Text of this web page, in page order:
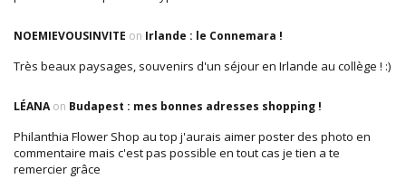
NOEMIEVOUSINVITE on Irlande : le Connemara !
Très beaux paysages, souvenirs d'un séjour en Irlande au collège ! :)
LÉANAon Budapest : mes bonnes adresses shopping !
Philanthia Flower Shop au top j'aurais aimer poster des photo en
commentaire mais c'est pas possible en tout cas je tien a te
remercier grâce